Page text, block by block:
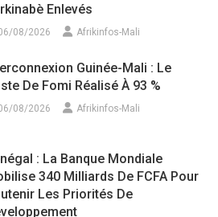
Enlevés
08/2026 Afrikinfos-Mali
Guinée-Mali : Le
De Fomi Réalisé À 93 %
08/2026 Afrikinfos-Mali
: La Banque Mondiale
340 Milliards De FCFA Pour
Les Priorités De